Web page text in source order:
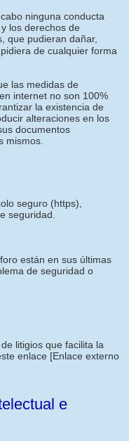
ninguna conducta
los derechos de
que pudieran dañar,
de cualquier forma
las medidas de
internet no son 100%
la existencia de
alteraciones en los
documentos
mismos.
seguro (https),
seguridad.
están en sus últimas
de seguridad o
litigios que facilita la
enlace [Enlace externo
e